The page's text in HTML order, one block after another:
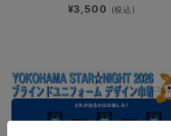
¥3,500 (税込)